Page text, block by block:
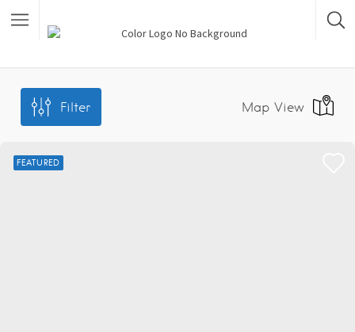
Filter Map View
FEATURED